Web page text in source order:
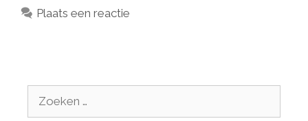
Plaats een reactie